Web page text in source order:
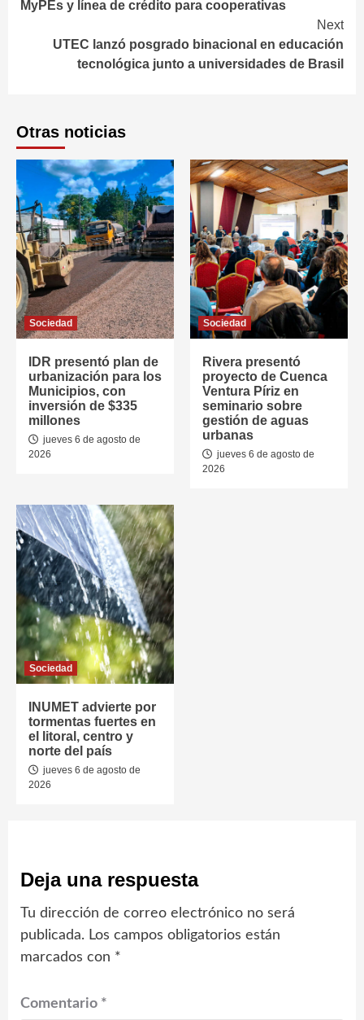
MyPEs y línea de crédito para cooperativas
Next
UTEC lanzó posgrado binacional en educación
tecnológica junto a universidades de Brasil
Otras noticias
Sociedad
IDR presentó plan de
urbanización para los
Municipios, con
inversión de $335
millones
jueves 6 de agosto de
2026
Sociedad
Rivera presentó
proyecto de Cuenca
Ventura Píriz en
seminario sobre
gestión de aguas
urbanas
jueves 6 de agosto de
2026
Sociedad
INUMET advierte por
tormentas fuertes en
el litoral, centro y
norte del país
jueves 6 de agosto de
2026
Deja una respuesta
Tu dirección de correo electrónico no será
publicada. Los campos obligatorios están
marcados con *
Comentario *